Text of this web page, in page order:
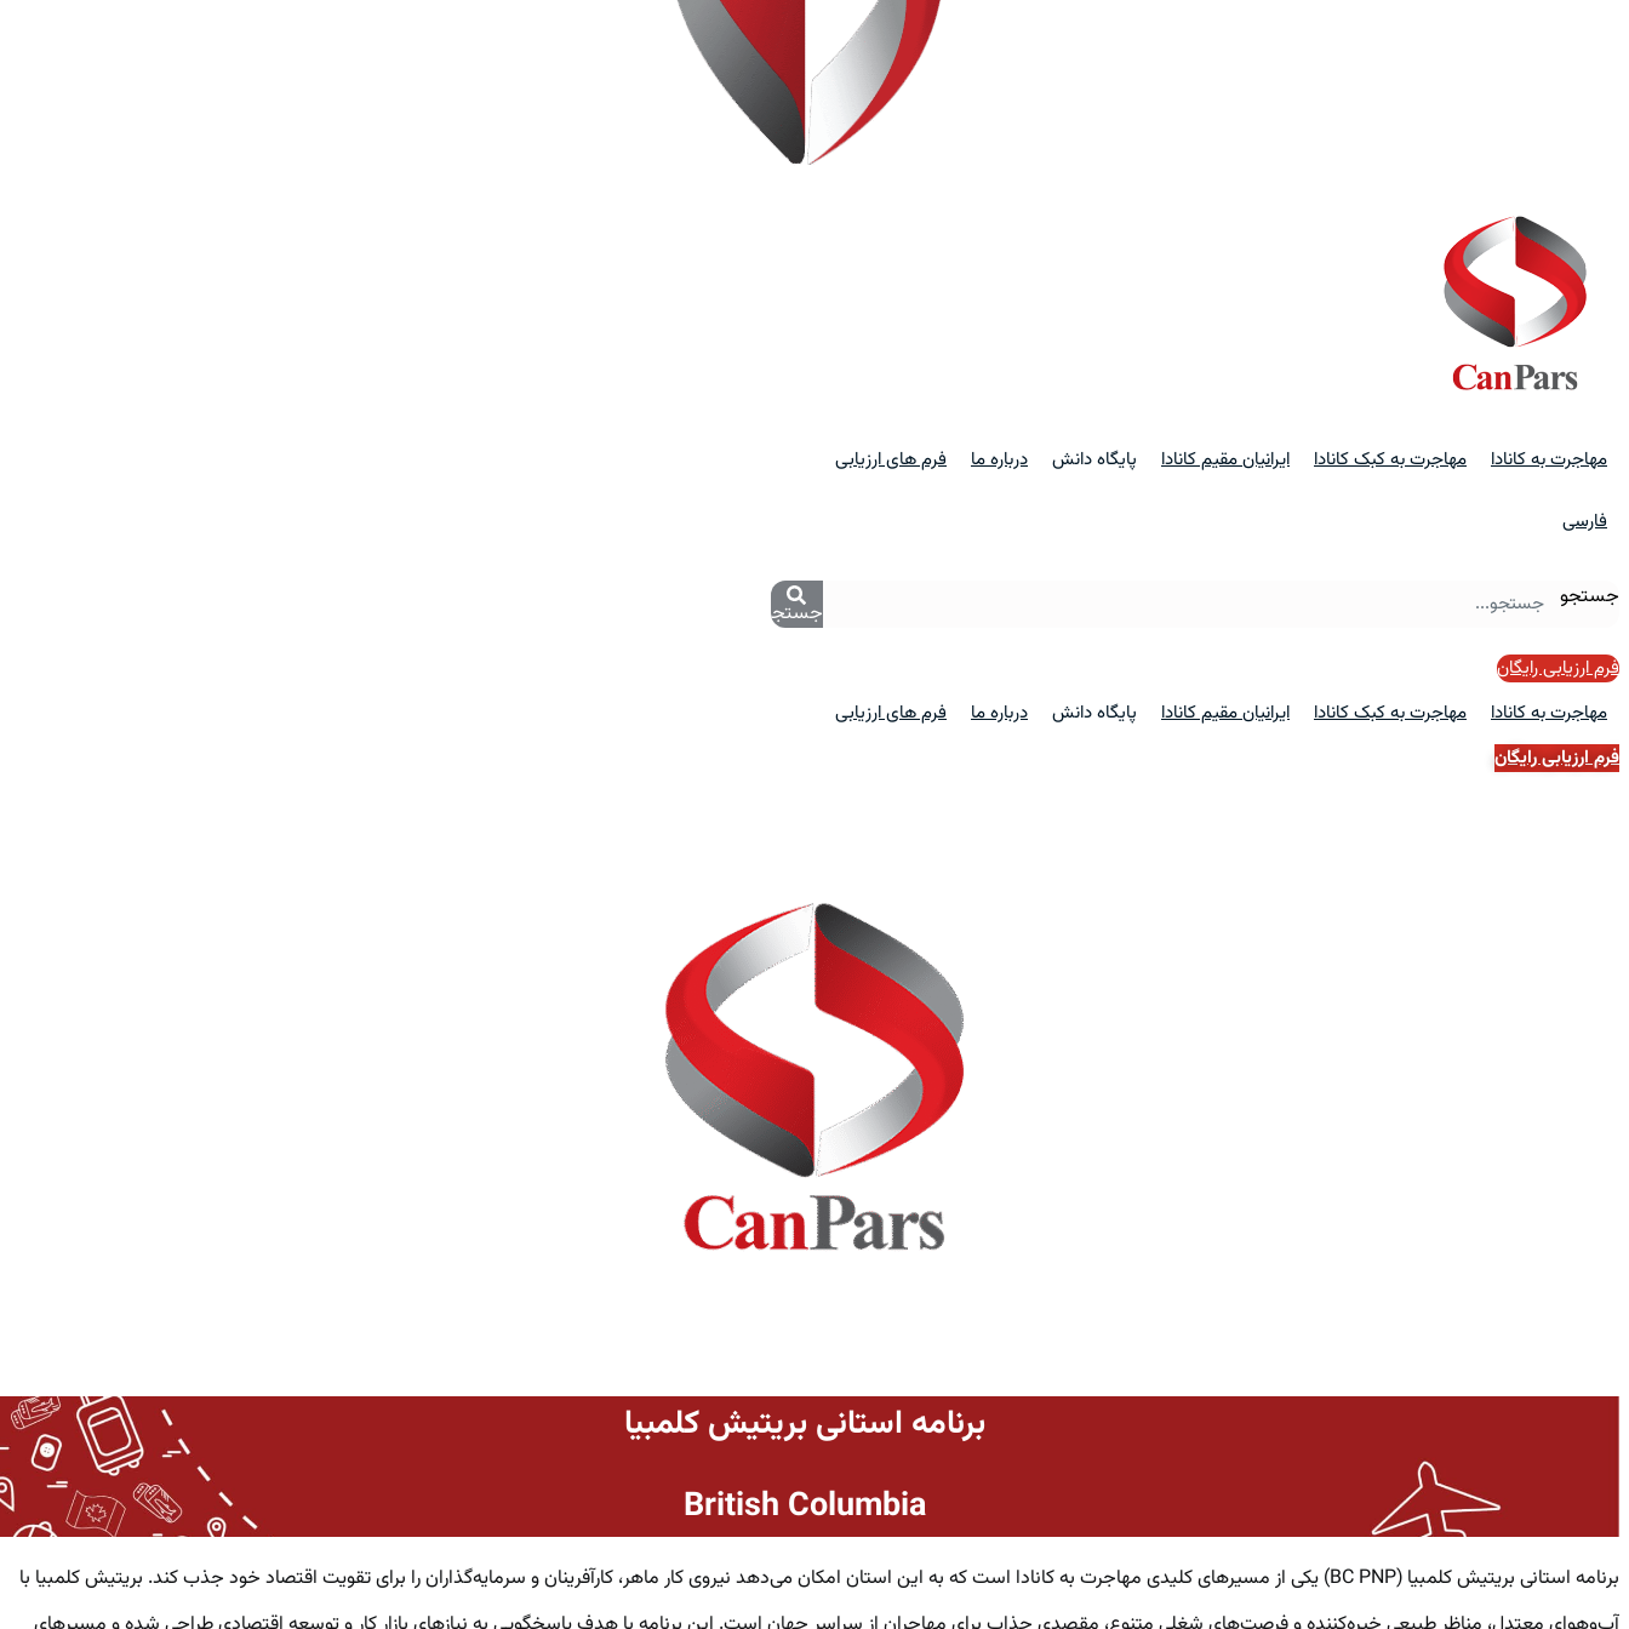
مهاجرت به کانادا مهاجرت به کبک کانادا ایرانیان مقیم کانادا پایگاه دانش درباره ما فرم های ارزیابی
فارسی
جستجو
جستجو
فرم ارزیابی رایگان
مهاجرت به کانادا
مهاجرت به کبک کانادا ایرانیان مقیم کانادا پایگاه دانش درباره ما
فرم های ارزیابی
فرم ارزیابی رایگان
برنامه استانی بریتیش کلمبیا
British Columbia
برنامه استانی بریتیش کلمبیا (BC PNP) یکی از مسیرهای کلیدی مهاجرت به کانادا است که به این استان امکان می‌دهد نیروی کار ماهر، کارآفرینان و سرمایه‌گذاران را برای تقویت اقتصاد خود جذب کند. بریتیش کلمبیا با